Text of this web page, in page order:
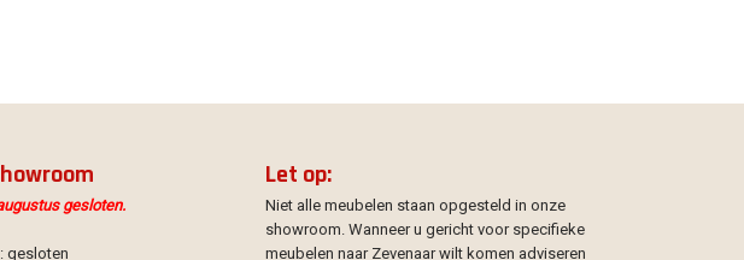
gesloten.
gesloten
Let op:
Niet alle meubelen staan opgesteld in onze
showroom. Wanneer u gericht voor specifieke
meubelen naar Zevenaar wilt komen adviseren